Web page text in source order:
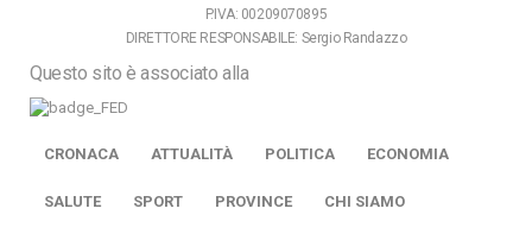
P.IVA: 00209070895
DIRETTORE RESPONSABILE: Sergio Randazzo
Questo sito è associato alla
CRONACA ATTUALITÀ POLITICA ECONOMIA
SALUTE SPORT PROVINCE CHI SIAMO